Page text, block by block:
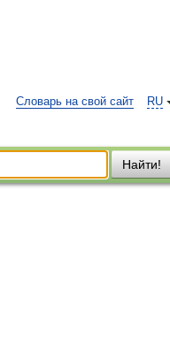
RU
Словарь на свой сайт
Найти!